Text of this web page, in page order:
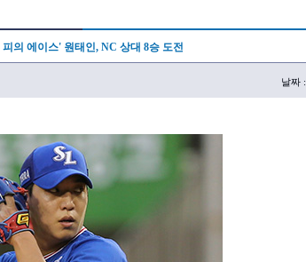
의 에이스' 원태인, NC 상대 8승 도전
날짜 :